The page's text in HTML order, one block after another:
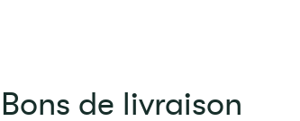
Bons de livraison